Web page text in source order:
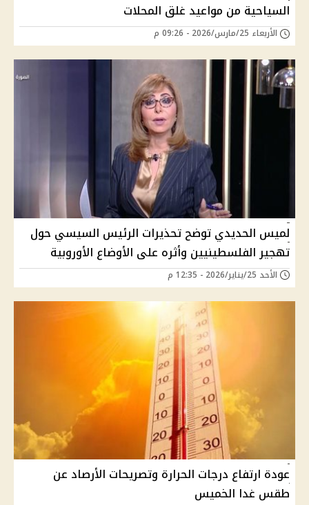
السياحية من مواعيد غلق المحلات
الأربعاء 25/مارس/2026 - 09:26 م
لميس الحديدي توضح تحذيرات الرئيس السيسي حول
تهجير الفلسطينيين وأثره على الأوضاع الأوروبية
الأحد 25/يناير/2026 - 12:35 م
عودة ارتفاع درجات الحرارة وتصريحات الأرصاد عن
طقس غدا الخميس